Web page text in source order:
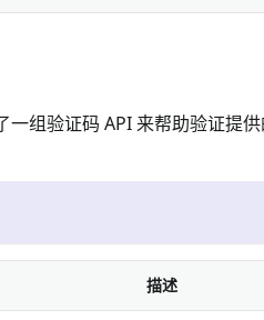
组验证码 API 来帮助验证提
描述